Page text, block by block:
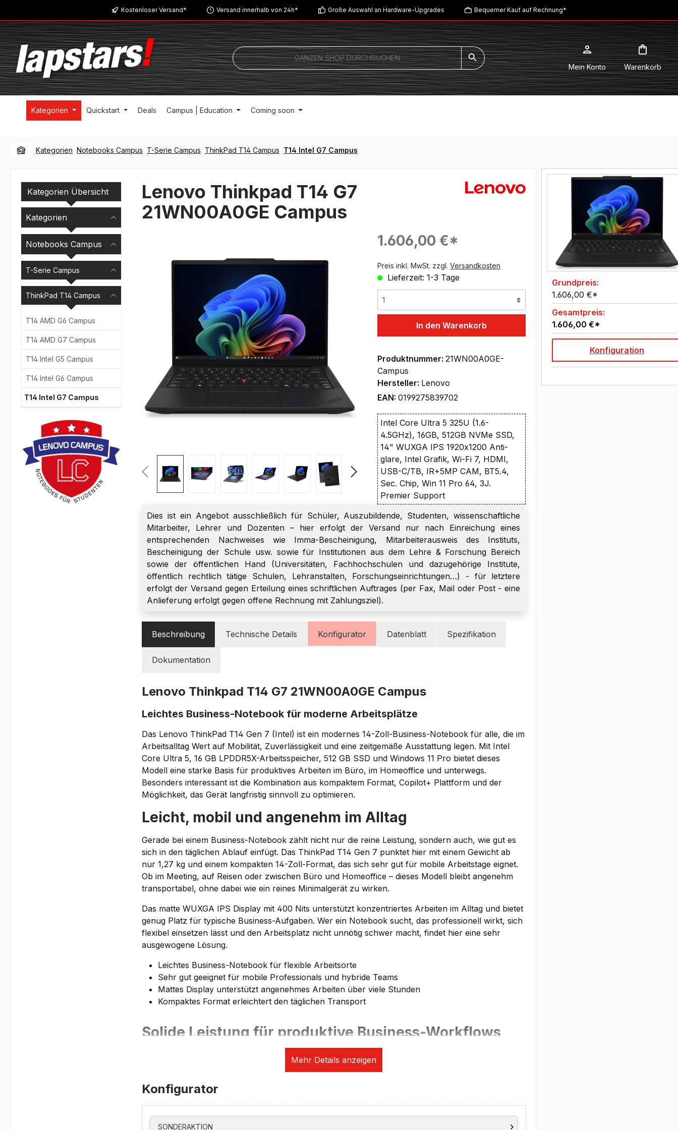
Zur Hauptnavigation springenKostenloser Versand* Versand innerhalb von 24h* Große Auswahl an Hardware-Upgrades Bequemer Kauf auf Rechnung*
Mein Konto Warenkorb
Kategorien Quickstart Deals Campus | Education Coming soon
Kategorien Notebooks Campus T-Serie Campus ThinkPad T14 Campus T14 Intel G7 Campus
Kategorien Übersicht
Kategorien
Notebooks Campus
T-Serie Campus
ThinkPad T14 Campus
T14 AMD G6 Campus
T14 AMD G7 Campus
T14 Intel G5 Campus
T14 Intel G6 Campus
T14 Intel G7 Campus
Lenovo Thinkpad T14 G7
21WN00A0GE Campus
Regulärer Preis:
1.606,00 €*
Preis inkl. MwSt. zzgl.Versandkosten
Lieferzeit: 1-3 Tage
In den Warenkorb
Produktnummer:21WN00A0GE-
Campus
Hersteller: Lenovo
EAN:0199275839702
Intel Core Ultra 5 325U (1.6-
4.5GHz), 16GB, 512GB NVMe SSD,
14" WUXGA IPS 1920x1200 Anti-
glare, Intel Grafik, Wi-Fi 7, HDMI,
USB-C/TB, IR+5MP CAM, BT5.4,
Sec. Chip, Win 11 Pro 64, 3J.
Premier Support
Dies ist ein Angebot ausschließlich für Schüler, Auszubildende, Studenten, wissenschaftliche
Mitarbeiter, Lehrer und Dozenten – hier erfolgt der Versand nur nach Einreichung eines
entsprechenden Nachweises wie Imma-Bescheinigung, Mitarbeiterausweis des Instituts,
Bescheinigung der Schule usw. sowie für Institutionen aus dem Lehre & Forschung Bereich
sowie der öffentlichen Hand (Universitäten, Fachhochschulen und dazugehörige Institute,
öffentlich rechtlich tätige Schulen, Lehranstalten, Forschungseinrichtungen…) - für letztere
erfolgt der Versand gegen Erteilung eines schriftlichen Auftrages (per Fax, Mail oder Post - eine
Anlieferung erfolgt gegen offene Rechnung mit Zahlungsziel).
Beschreibung Technische Details Konfigurator Datenblatt Spezifikation
Dokumentation
Lenovo Thinkpad T14 G7 21WN00A0GE Campus
Leichtes Business-Notebook für moderne Arbeitsplätze
Das Lenovo ThinkPad T14 Gen 7 (Intel) ist ein modernes 14-Zoll-Business-Notebook für alle, die im
Arbeitsalltag Wert auf Mobilität, Zuverlässigkeit und eine zeitgemäße Ausstattung legen. Mit Intel
Core Ultra 5, 16 GB LPDDR5X-Arbeitsspeicher, 512 GB SSD und Windows 11 Pro bietet dieses
Modell eine starke Basis für produktives Arbeiten im Büro, im Homeoffice und unterwegs.
Besonders interessant ist die Kombination aus kompaktem Format, Copilot+ Plattform und der
Möglichkeit, das Gerät langfristig sinnvoll zu optimieren.
Leicht, mobil und angenehm im Alltag
Gerade bei einem Business-Notebook zählt nicht nur die reine Leistung, sondern auch, wie gut es
sich in den täglichen Ablauf einfügt. Das ThinkPad T14 Gen 7 punktet hier mit einem Gewicht ab
nur 1,27 kg und einem kompakten 14-Zoll-Format, das sich sehr gut für mobile Arbeitstage eignet.
Ob im Meeting, auf Reisen oder zwischen Büro und Homeoffice – dieses Modell bleibt angenehm
transportabel, ohne dabei wie ein reines Minimalgerät zu wirken.
Das matte WUXGA IPS Display mit 400 Nits unterstützt konzentriertes Arbeiten im Alltag und bietet
genug Platz für typische Business-Aufgaben. Wer ein Notebook sucht, das professionell wirkt, sich
flexibel einsetzen lässt und den Arbeitsplatz nicht unnötig schwer macht, findet hier eine sehr
ausgewogene Lösung.
Leichtes Business-Notebook für flexible Arbeitsorte
Sehr gut geeignet für mobile Professionals und hybride Teams
Mattes Display unterstützt angenehmes Arbeiten über viele Stunden
Kompaktes Format erleichtert den täglichen Transport
Solide Leistung für produktive Business-Workflows
Im Inneren arbeitet ein Intel Core Ultra 5 325 mit 8 Kernen und bis zu 4,5 GHz Turbotakt. Damit ist
das ThinkPad T14 Gen 7 bestens für typische Business-Anwendungen, Office, Kommunikation,
Arbeitsspeicher schaffen eine flüssige Grundlage für den professionellen Alltag, während die 512
GB PCIe 4.0 NVMe SSD schnelle Systemstarts und kurze Ladezeiten unterstützt.
Besonders interessant ist, dass dieses Modell mit LPCAMM2-Speicher arbeitet und auf bis zu 64 GB
Konfigurator
SONDERAKTION
Grundpreis:
1.606,00 €*
Gesamtpreis:
1.606,00 €*
Konfiguration